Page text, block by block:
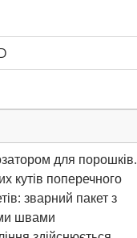
для порошків.
кутів поперечного
зварний пакет з
швами